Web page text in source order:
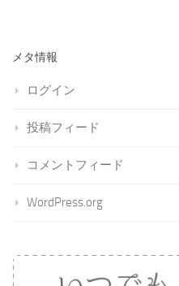
メタ情報
ログイン
投稿フィード
コメントフィード
WordPress.org